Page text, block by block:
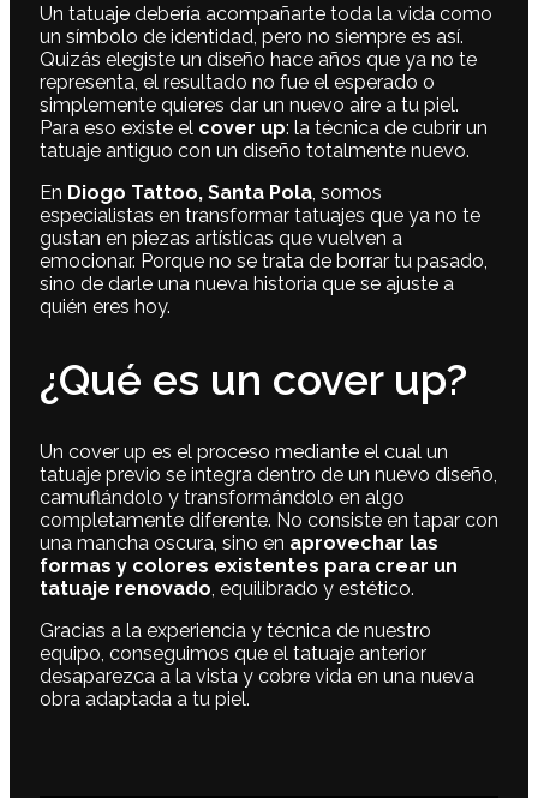
Un tatuaje debería acompañarte toda la vida como
un símbolo de identidad, pero no siempre es así.
Quizás elegiste un diseño hace años que ya no te
representa, el resultado no fue el esperado o
simplemente quieres dar un nuevo aire a tu piel.
Para eso existe el cover up: la técnica de cubrir un
tatuaje antiguo con un diseño totalmente nuevo.
En Diogo Tattoo, Santa Pola , somos
especialistas en transformar tatuajes que ya no te
gustan en piezas artísticas que vuelven a
emocionar. Porque no se trata de borrar tu pasado,
sino de darle una nueva historia que se ajuste a
quién eres hoy.
¿Qué es un cover up?
Un cover up es el proceso mediante el cual un
tatuaje previo se integra dentro de un nuevo diseño,
camuflándolo y transformándolo en algo
completamente diferente. No consiste en tapar con
una mancha oscura, sino en aprovechar las
formas y colores existentes para crear un
tatuaje renovado , equilibrado y estético.
Gracias a la experiencia y técnica de nuestro
equipo, conseguimos que el tatuaje anterior
desaparezca a la vista y cobre vida en una nueva
obra adaptada a tu piel.